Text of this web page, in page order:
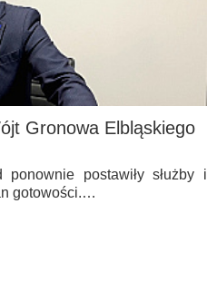
Gronowa Elbląskiego
postawiły służby i
gotowości.…